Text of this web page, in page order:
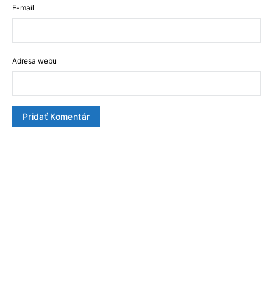
E-mail
Adresa webu